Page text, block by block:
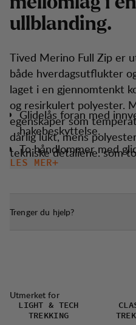
ullblanding.
Tived Merino Full Zip er
både hverdagsutflukter
laget i en gjennomtenkt
og resirkulert polyester.
egenskaper som
dårlig lukt, mens
tekniske detaljene, som
funksjonell passform,
Glidelås foran med
hakebeskyttelse.
To håndlommer med
Tommelhull for ekstra
LES MER
Trenger du hjelp?
Utmerket for
LIGHT & TECH
TREKKING